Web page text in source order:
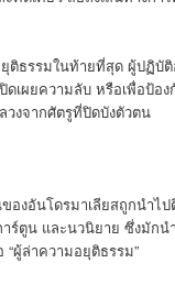
ติธรรมในท้ายที่สุด ผู้ปฏิบั
เผยความลับ หรือเพื่อป้อง
งจากศัตรูที่ปิดบังตัวตน
องอันโดรมาเลียสถูกนำไ
ร์ตูน และนวนิยาย ซึ่งมักน
“ผู้ล่าความอยุติธรรม”